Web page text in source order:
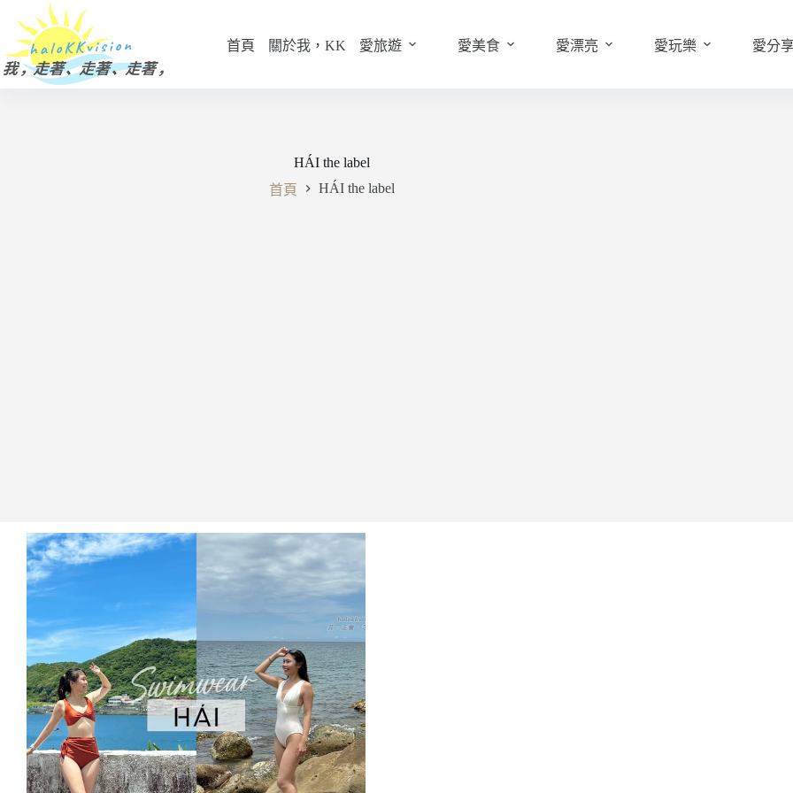
主
要
首頁 關於我，KK 愛旅遊 愛美食 愛漂亮 愛玩樂 愛分
HÁI the label
首頁
HÁI the label